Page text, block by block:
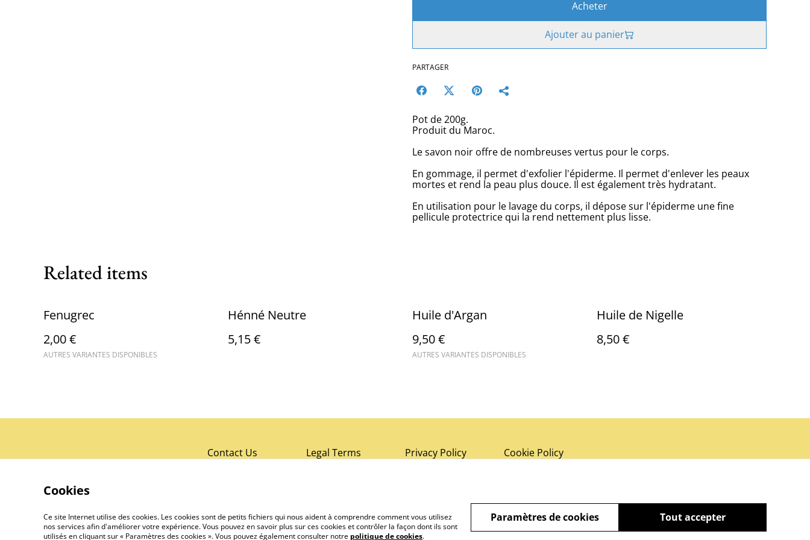
Acheter
Ajouter au panier
PARTAGER
Pot de 200g.
Produit du Maroc.
Le savon noir offre de nombreuses vertus pour le corps.
En gommage, il permet d'exfolier l'épiderme. Il permet d'enlever les peaux
mortes et rend la peau plus douce. Il est également très hydratant.
En utilisation pour le lavage du corps, il dépose sur l'épiderme une fine
pellicule protectrice qui la rend nettement plus lisse.
Related items
Fenugrec
2,00 €
AUTRES VARIANTES DISPONIBLES
Hénné Neutre
5,15 €
Huile d'Argan
9,50 €
AUTRES VARIANTES DISPONIBLES
Huile de Nigelle
8,50 €
Contact Us Legal Terms Privacy Policy Cookie Policy
Cookies
Ce site Internet utilise des cookies. Les cookies sont de petits fichiers qui nous aident à comprendre comment vous utilisez
nos services afin d'améliorer votre expérience. Vous pouvez en savoir plus sur ces cookies et contrôler la façon dont ils sont
utilisés en cliquant sur « Paramètres des cookies ». Vous pouvez également consulter notre politique de cookies.
Tout accepter
Paramètres de cookies